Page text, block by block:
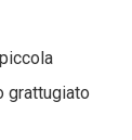
grattugiato